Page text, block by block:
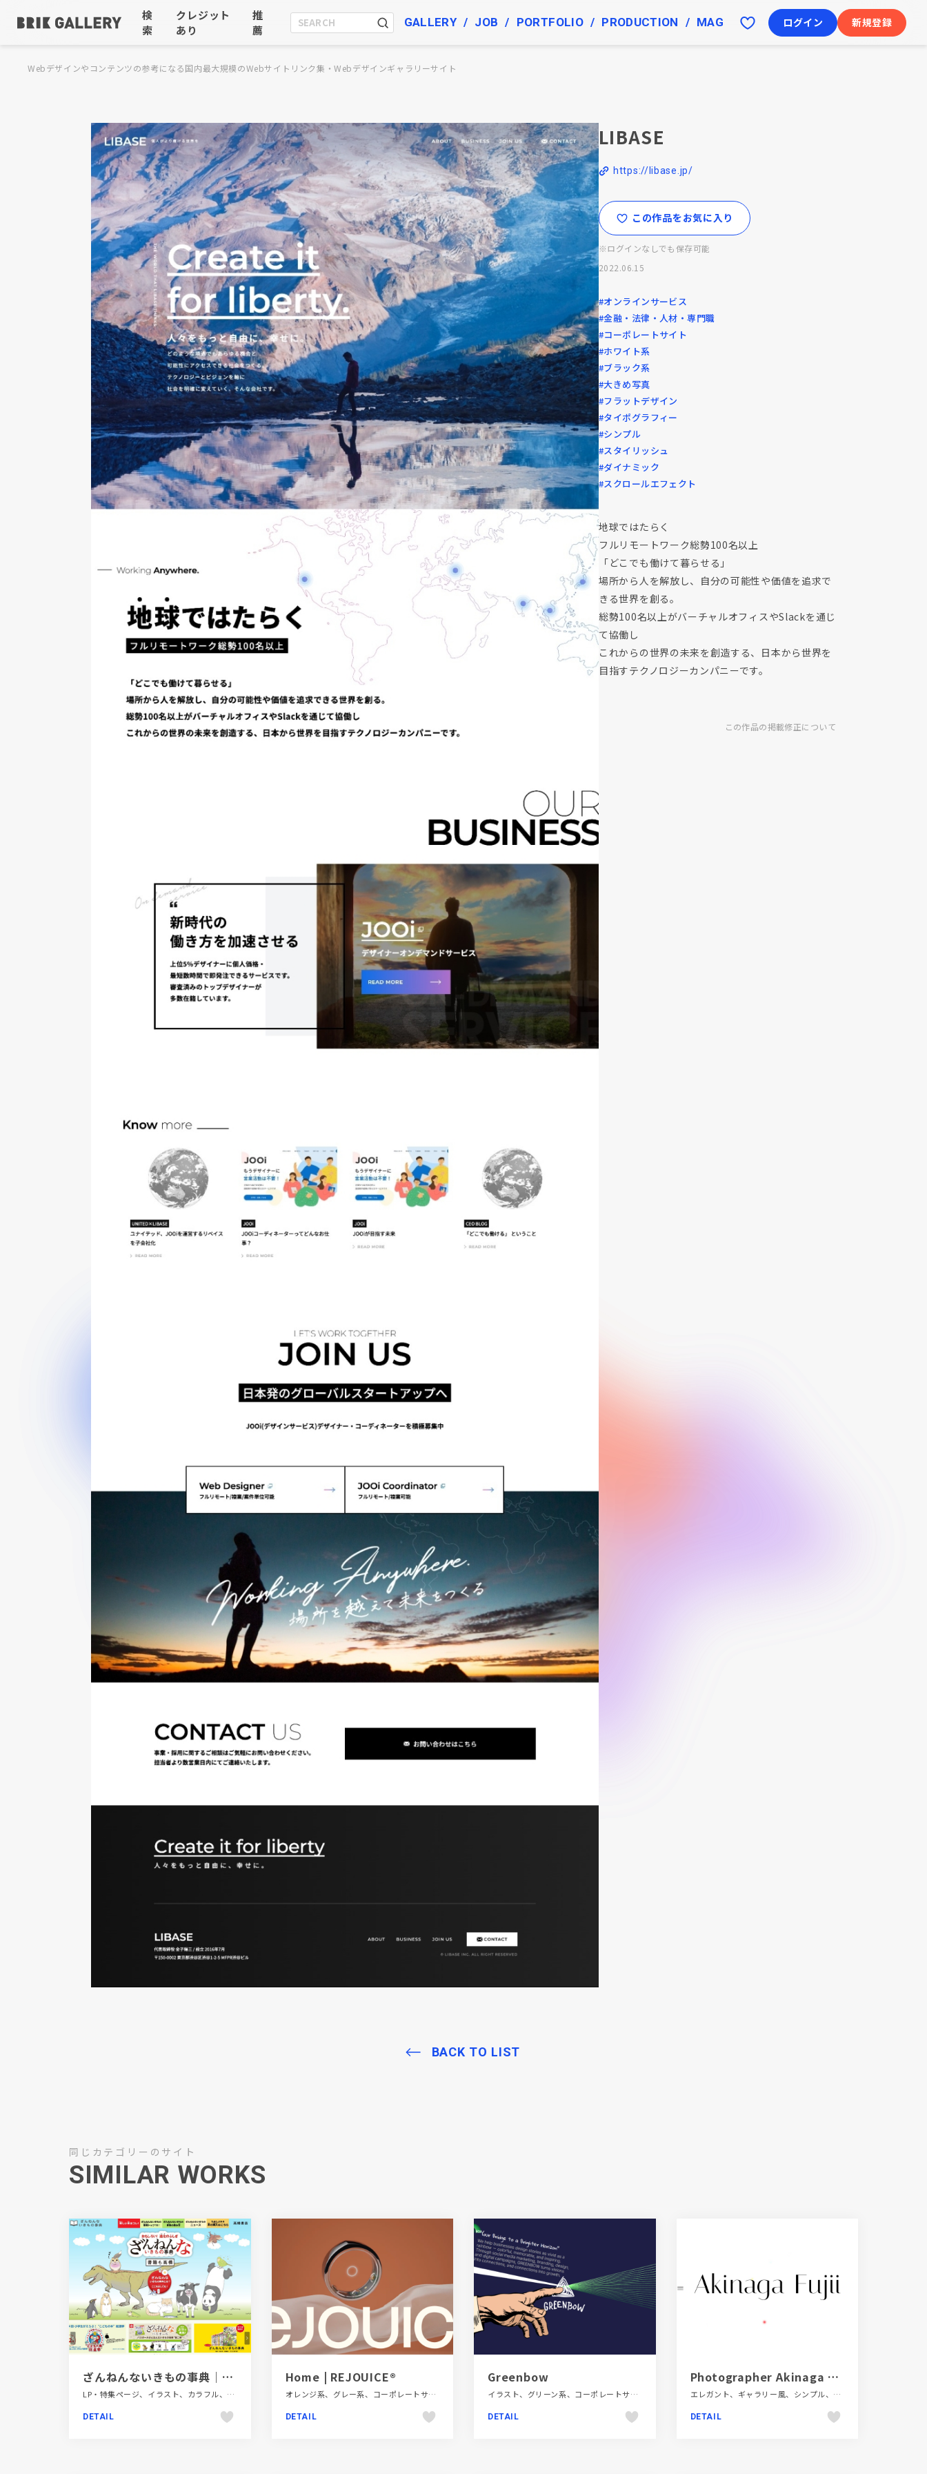
検
索
クレジット
あり
推
薦
GALLERY JOB PORTFOLIO PRODUCTION MAG ログイン 新規登録
Webデザインやコンテンツの参考になる国内最大規模のWebサイトリンク集・Webデザインギャラリーサイト
LIBASE
https://libase.jp/
この作品をお気に入り
※ログインなしでも保存可能
2022.06.15
#オンラインサービス
#金融・法律・人材・専門職
#コーポレートサイト
#ホワイト系
#ブラック系
#大きめ写真
#フラットデザイン
#タイポグラフィー
#シンプル
#スタイリッシュ
#ダイナミック
#スクロールエフェクト
地球ではたらく
フルリモートワーク総勢100名以上
「どこでも働けて暮らせる」
場所から人を解放し、自分の可能性や価値を追求で
きる世界を創る。
総勢100名以上がバーチャルオフィスやSlackを通じ
て協働し
これからの世界の未来を創造する、日本から世界を
目指すテクノロジーカンパニーです。
この作品の掲載修正について
BACK TO LIST
同じカテゴリーのサイト
SIMILAR WORKS
ざんねんないきもの事典｜高橋書店
LP・特集ページ、イラスト、カラフル、グリーン系、スクロールエフェクト、デザイン・アート・音楽・文芸、ポップ、モーション多め、手書き・ハンドメイド
DETAIL
Home | REJOUICE®
オレンジ系、グレー系、コーポレートサイト、スクロールエフェクト、スタイリッシュ、タイポグラフィー、デザイン・アート・音楽・文芸、モーション多め、動画が流れる、海外サイト
DETAIL
Greenbow
イラスト、グリーン系、コーポレートサイト、スクロールエフェクト、デザイン・アート・音楽・文芸、パープル系、ポップ
DETAIL
Photographer Akinaga Fujii
エレガント、ギャラリー風、シンプル、スクロールエフェクト、タイポグラフィー、デザイン・アート・音楽・文芸、ナチュラル、ホワイト系、ポートフォリオ、モーション多め、レッド系、大きめ写真
DETAIL